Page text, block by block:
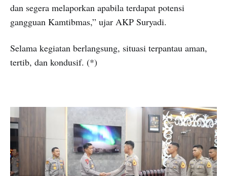
dan segera melaporkan apabila terdapat potensi
gangguan Kamtibmas,” ujar AKP Suryadi.
Selama kegiatan berlangsung, situasi terpantau aman,
tertib, dan kondusif. (*)